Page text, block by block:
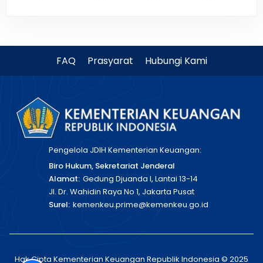
FAQ Prasyarat Hubungi Kami
Pengelola JDIH Kementerian Keuangan:
Biro Hukum, Sekretariat Jenderal
Alamat: Gedung Djuanda I, Lantai 13-14
Jl. Dr. Wahidin Raya No 1, Jakarta Pusat
Surel: kemenkeu.prime@kemenkeu.go.id
Hak Cipta Kementerian Keuangan Republik Indonesia © 2025